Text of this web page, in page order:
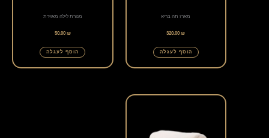
מארז תה בריא
320.00₪
הוסף לעגלה
מנורת לילה מאוירת
50.00 ₪
הוסף לעגלה